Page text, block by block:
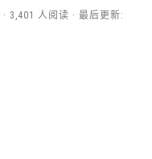
· 3,401 人阅读 · 最后更新: